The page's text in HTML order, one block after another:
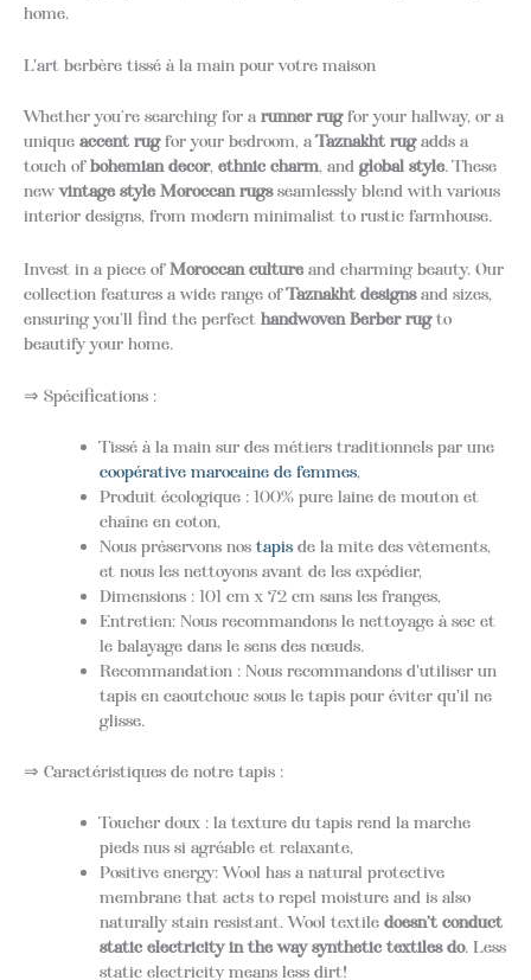
home.
L'art berbère tissé à la main pour votre maison
Whether you’re searching for a runner rugfor your hallway, or a
unique accent rugfor your bedroom, aTaznakht rugadds a
touch ofbohemian decor, ethnic charm, and global style. These
newvintage style Moroccan rugsseamlessly blend with various
interior designs, from modern minimalist to rustic farmhouse.
Invest in a piece ofMoroccan cultureand charming beauty. Our
collection features a wide range ofTaznakht designsand sizes,
ensuring you’ll find the perfect handwoven Berber rugto
beautify your home.
⇒ Spécifications :
Tissé à la main sur des métiers traditionnels par une
coopérative marocaine de femmes,
Produit écologique : 100% pure laine de mouton et
chaîne en coton,
Nous préservons nostapisde la mite des vêtements,
et nous les nettoyons avant de les expédier,
Dimensions : 101 cm x 72 cm sans les franges,
Entretien: Nous recommandons le nettoyage à sec et
le balayage dans le sens des nœuds.
Recommandation : Nous recommandons d'utiliser un
tapis en caoutchouc sous le tapis pour éviter qu'il ne
glisse.
⇒ Caractéristiques de notre tapis :
Toucher doux : la texture du tapis rend la marche
pieds nus si agréable et relaxante,
Positive energy: Wool has a natural protective
membrane that acts to repel moisture and is also
naturally stain resistant. Wool textile doesn’t conduct
static electricity in the way synthetic textiles do. Less
static electricity means less dirt!